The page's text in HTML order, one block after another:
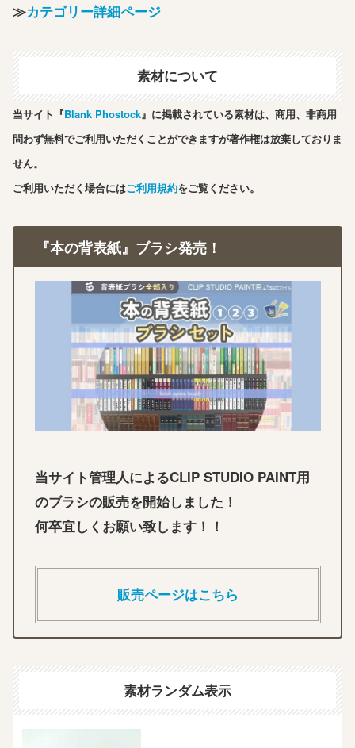
≫カテゴリー詳細ページ
素材について
当サイト『Blank Phostock』に掲載されている素材は、商用、非商用
問わず無料でご利用いただくことができますが著作権は放棄しておりま
せん。
ご利用いただく場合にはご利用規約をご覧ください。
『本の背表紙』ブラシ発売！
当サイト管理人によるCLIP STUDIO PAINT用
のブラシの販売を開始しました！
何卒宜しくお願い致します！！
販売ページはこちら
素材ランダム表示